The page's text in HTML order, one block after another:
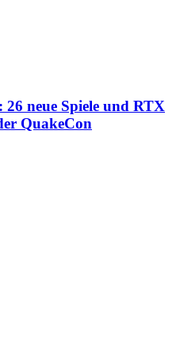
neue Spiele und RTX
QuakeCon